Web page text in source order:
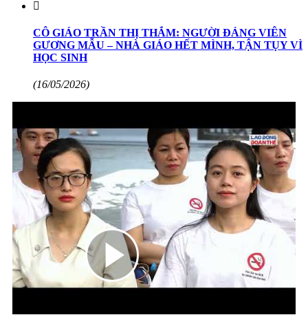
CÔ GIÁO TRẦN THỊ THẮM: NGƯỜI ĐẢNG VIÊN
GƯƠNG MẪU – NHÀ GIÁO HẾT MÌNH, TẬN TỤY VÌ
HỌC SINH
(16/05/2026)